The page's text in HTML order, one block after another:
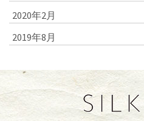
2020年2月
2019年8月